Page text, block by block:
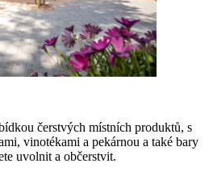
čerstvých místních produktů, s
vinotékami a pekárnou a také bary
uvolnit a občerstvit.